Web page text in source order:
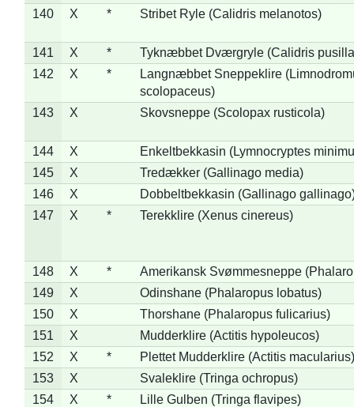
140
X * Stribet Ryle (Calidris melanotos)
141 X *
Tyknæbbet Dværgryle (Calidris
142
X *
Langnæbbet Sneppeklire
scolopaceus)
143
X Skovsneppe (Scolopax rusticola)
144 X
Enkeltbekkasin (Lymnocryptes
145
X
Tredækker (Gallinago media)
146
X
Dobbeltbekkasin (Gallinago
147
X * Terekklire (Xenus cinereus)
148 X *
Amerikansk Svømmesneppe
149
X
Odinshane (Phalaropus lobatus)
150
X
Thorshane (Phalaropus fulicarius)
151
X
Mudderklire (Actitis hypoleucos)
152
X *
Plettet Mudderklire (Actitis macularius)
153
X
Svaleklire (Tringa ochropus)
154
X * Lille Gulben (Tringa flavipes)